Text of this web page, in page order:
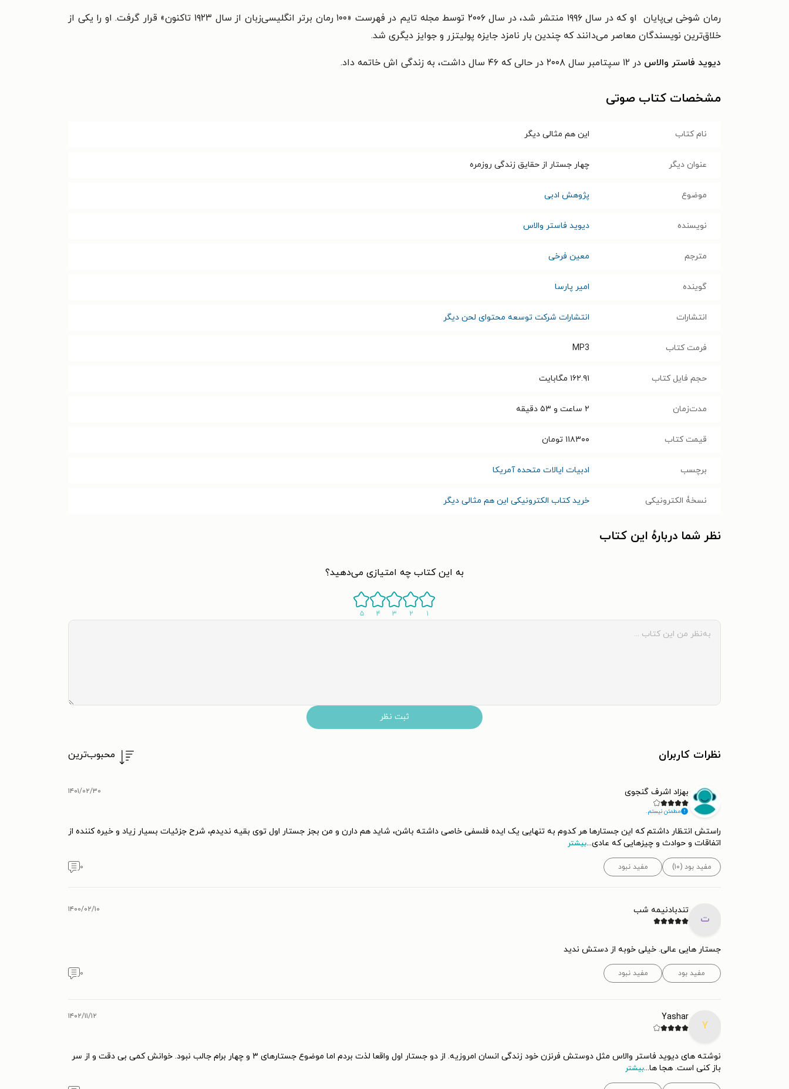
رمان شوخی بی‌پایان او که در سال ۱۹۹۶ منتشر شد، در سال ۲۰۰۶ توسط مجله تایم در فهرست «۱۰۰ رمان برتر انگلیسی‌زبان از سال ۱۹۲۳ تاکنون» قرار گرفت. او را یکی از
خلاق‌ترین نویسندگان معاصر می‌دانند که چندین بار نامزد جایزه پولیتزر و جوایز دیگری شد.
دیوید فاستر والاس در ۱۲ سپتامبر سال ۲۰۰۸ در حالی که ۴۶ سال داشت، به زندگی اش خاتمه داد.
مشخصات کتاب صوتی
نام کتاب این هم مثالی دیگر
عنوان دیگر چهار جستار از حقایق زندگی روزمره
موضوع پژوهش ادبی
نویسنده دیوید فاستر والاس
مترجم معین فرخی
گوینده امیر پارسا
انتشارات انتشارات شرکت توسعه محتوای لحن دیگر
فرمت کتاب MP3
حجم فایل کتاب ۱۶۲.۹۱ مگابایت
مدت‌زمان ۲ ساعت و ۵۳ دقیقه
قیمت کتاب ۱۱۸۳۰۰ تومان
برچسب ادبیات ایالات متحده آمریکا
نسخۀ الکترونیکی خرید کتاب الکترونیکی این هم مثالی دیگر
نظر شما دربارهٔ این کتاب
به این کتاب چه امتیازی می‌دهید؟
۱ ۲ ۳ ۴ ۵
ثبت نظر
نظرات کاربران محبوب‌ترین
بهزاد اشرف گنجوی
مطمئن نیستم.
۱۴۰۱/۰۲/۳۰
راستش انتظار داشتم که این جستارها هر کدوم به تنهایی یک ایده فلسفی خاصی داشته باشن، شاید هم دارن و من بجز جستار اول توی بقیه ندیدم، شرح جزئیات بسیار زیاد و خیره کننده از
اتفاقات و حوادث و چیزهایی که عادی...بیشتر
مفید بود (۱۰) مفید نبود ۰
ت
تندبادنیمه شب ۱۴۰۰/۰۲/۱۰
جستار هایی عالی. خیلی خوبه از دستش ندید
مفید بود مفید نبود ۰
Y
Yashar ۱۴۰۲/۱۱/۱۲
نوشته های دیوید فاستر والاس مثل دوستش فرنزن خود زندگی انسان امروزیه. از دو جستار اول واقعا لذت بردم اما موضوع جستارهای ۳ و چهار برام جالب نبود. خوانش کمی بی دقت و از سر
باز کنی است. هجا ها...بیشتر